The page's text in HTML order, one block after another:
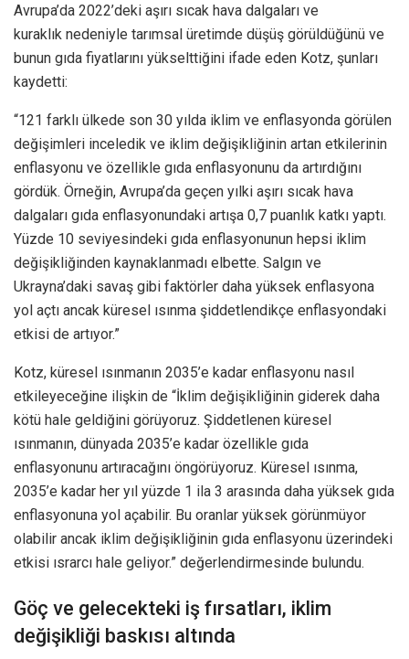
Avrupa’da 2022’deki aşırı sıcak hava dalgaları ve
kuraklık nedeniyle tarımsal üretimde düşüş görüldüğünü ve
bunun gıda fiyatlarını yükselttiğini ifade eden Kotz, şunları
kaydetti:
“121 farklı ülkede son 30 yılda iklim ve enflasyonda görülen
değişimleri inceledik ve iklim değişikliğinin artan etkilerinin
enflasyonu ve özellikle gıda enflasyonunu da artırdığını
gördük. Örneğin, Avrupa’da geçen yılki aşırı sıcak hava
dalgaları gıda enflasyonundaki artışa 0,7 puanlık katkı yaptı.
Yüzde 10 seviyesindeki gıda enflasyonunun hepsi iklim
değişikliğinden kaynaklanmadı elbette. Salgın ve
Ukrayna’daki savaş gibi faktörler daha yüksek enflasyona
yol açtı ancak küresel ısınma şiddetlendikçe enflasyondaki
etkisi de artıyor.”
Kotz, küresel ısınmanın 2035’e kadar enflasyonu nasıl
etkileyeceğine ilişkin de “İklim değişikliğinin giderek daha
kötü hale geldiğini görüyoruz. Şiddetlenen küresel
ısınmanın, dünyada 2035’e kadar özellikle gıda
enflasyonunu artıracağını öngörüyoruz. Küresel ısınma,
2035’e kadar her yıl yüzde 1 ila 3 arasında daha yüksek gıda
enflasyonuna yol açabilir. Bu oranlar yüksek görünmüyor
olabilir ancak iklim değişikliğinin gıda enflasyonu üzerindeki
etkisi ısrarcı hale geliyor.” değerlendirmesinde bulundu.
Göç ve gelecekteki iş fırsatları, iklim
değişikliği baskısı altında